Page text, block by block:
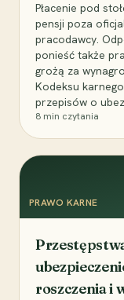
Płacenie pod
pensji poza
pracodawcy.
ponieść także
grożą za
Kodeksu
przepisów o
8 min czytania
PRAWO KARNE
roszczenia i